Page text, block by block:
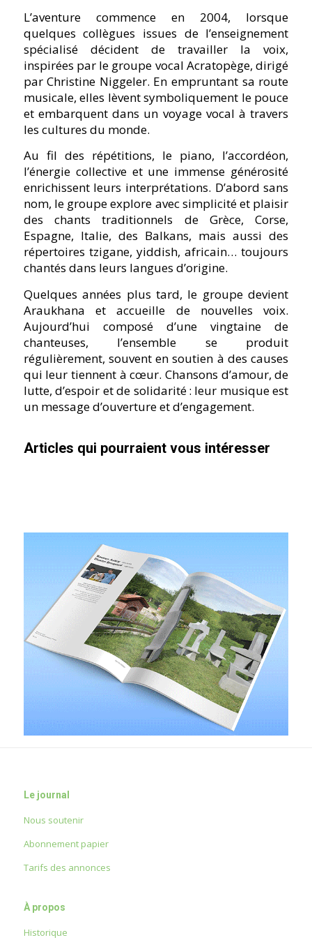
L’aventure commence en 2004, lorsque
quelques collègues issues de l’enseignement
spécialisé décident de travailler la voix,
inspirées par le groupe vocal Acratopège, dirigé
par Christine Niggeler. En empruntant sa route
musicale, elles lèvent symboliquement le pouce
et embarquent dans un voyage vocal à travers
les cultures du monde.
Au fil des répétitions, le piano, l’accordéon,
l’énergie collective et une immense générosité
enrichissent leurs interprétations. D’abord sans
nom, le groupe explore avec simplicité et plaisir
des chants traditionnels de Grèce, Corse,
Espagne, Italie, des Balkans, mais aussi des
répertoires tzigane, yiddish, africain… toujours
chantés dans leurs langues d’origine.
Quelques années plus tard, le groupe devient
Araukhana et accueille de nouvelles voix.
Aujourd’hui composé d’une vingtaine de
chanteuses, l’ensemble se produit
régulièrement, souvent en soutien à des causes
qui leur tiennent à cœur. Chansons d’amour, de
lutte, d’espoir et de solidarité : leur musique est
un message d’ouverture et d’engagement.
Articles qui pourraient vous intéresser
Le journal
Nous soutenir
Abonnement papier
Tarifs des annonces
À propos
Historique